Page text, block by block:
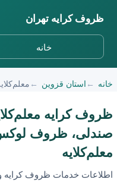
ظروف کرایه تهران
خانه
خانه استان قزوین
ظروف کرایه
صندلی، ظروف
معلم‌کلایه
اطلاعات خدمات ظروف کرایه